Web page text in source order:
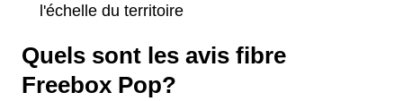
l'échelle du territoire
Quels sont les avis fibre
Freebox Pop?